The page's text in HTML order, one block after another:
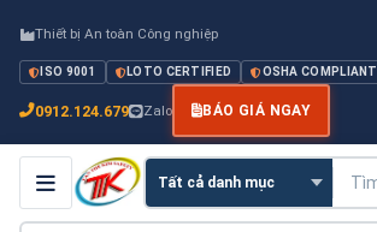
Thiết bị An toàn Công nghiệp
ISO 9001 LOTO CERTIFIED OSHA COMPLIANT
0912.124.679 Zalo BÁO GIÁ NGAY